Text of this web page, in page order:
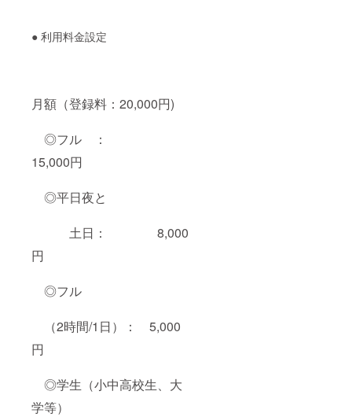
● 利用料金設定
月額（登録料：20,000円)
◎フル ：
15,000円
◎平日夜と
土日： 8,000
円
◎フル
（2時間/1日）： 5,000
円
◎学生（小中高校生、大
学等）